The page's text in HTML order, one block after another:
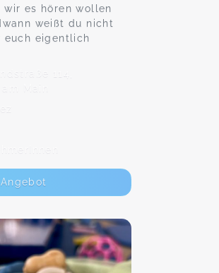
wir es hören wollen
weißt du nicht
euch eigentlich
114,
Main